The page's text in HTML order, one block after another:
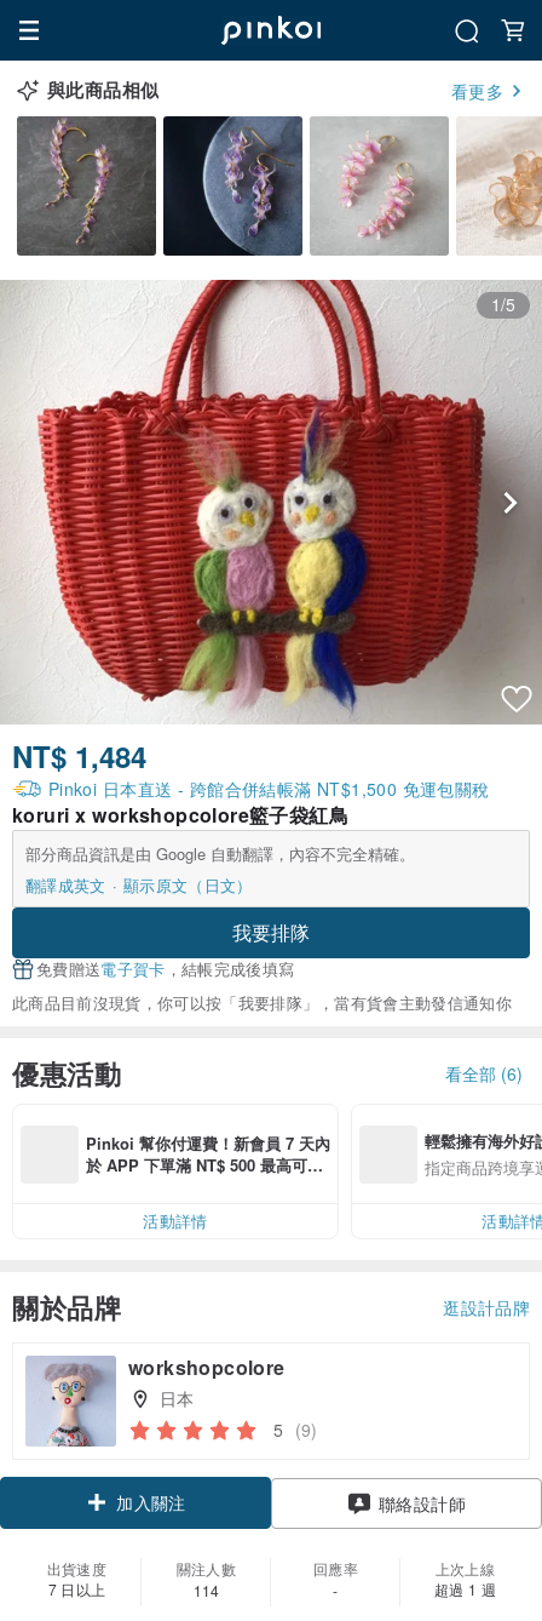
與此商品相似 看更多
1/5
NT$ 1,484
Pinkoi 日本直送 - 跨館合併結帳滿 NT$1,500 免運包關稅
koruri x workshopcolore籃子袋紅鳥
部分商品資訊是由 Google 自動翻譯，內容不完全精確。
翻譯成英文
顯示原文（日文）
我要排隊
免費贈送電子賀卡 ，結帳完成後填寫
此商品目前沒現貨，你可以按「我要排隊」，當有貨會主動發信通知你
優惠活動 看全部 (6)
Pinkoi 幫你付運費！新會員 7 天內
於 APP 下單滿 NT$ 500 最高可折
活動詳情
輕鬆擁有海外好
指定商品跨境享
活動詳
關於品牌 逛設計品牌
workshopcolore
日本
5 (9)
加入關注 聯絡設計師
出貨速度
7 日以上
關注人數
114
回應率
-
上次上線
超過 1 週